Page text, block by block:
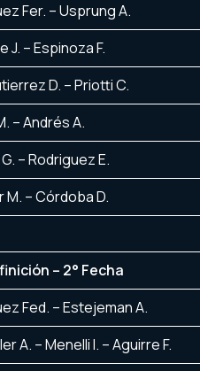
Fer. – Usprung A.
J. – Espinoza F.
D. – Priotti C.
– Andrés A.
– Rodriguez E.
– Córdoba D.
– 2° Fecha
Fed. – Estejeman A.
A. – Menelli I. – Aguirre F.